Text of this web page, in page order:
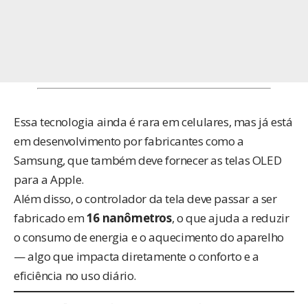
Essa tecnologia ainda é rara em celulares, mas já está
em desenvolvimento por fabricantes como a
Samsung, que também deve fornecer as telas OLED
para a Apple.
Além disso, o controlador da tela deve passar a ser
fabricado em16 nanômetros, o que ajuda a reduzir
o consumo de energia e o aquecimento do aparelho
— algo que impacta diretamente o conforto e a
eficiência no uso diário.